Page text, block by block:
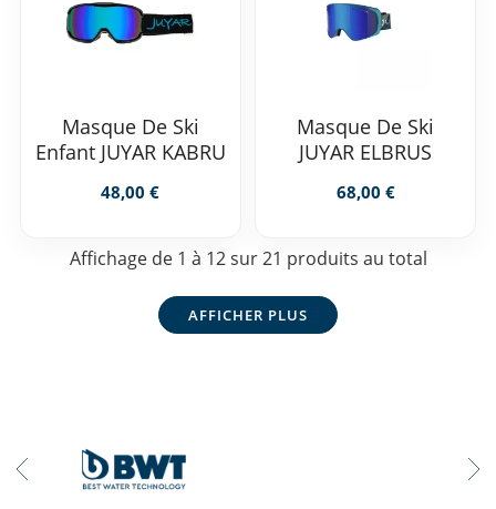
Masque De Ski
Enfant JUYAR KABRU
48,00 €
Masque De Ski
JUYAR ELBRUS
68,00 €
Affichage de 1 à 12 sur 21 produits au total
AFFICHER PLUS